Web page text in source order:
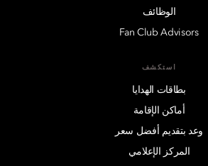
الوظائف
Fan Club Advisors
استكشف
بطاقات الهدايا
أماكن الإقامة
وعد بتقديم أفضل سعر
المركز الإعلامي